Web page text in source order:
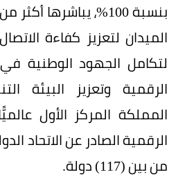
الميدان لتعزيز كفاءة
لتكامل الجهود الوطنية في
الرقمية وتعزيز البيئة
المملكة المركز الأول
من بين (117) دولة.